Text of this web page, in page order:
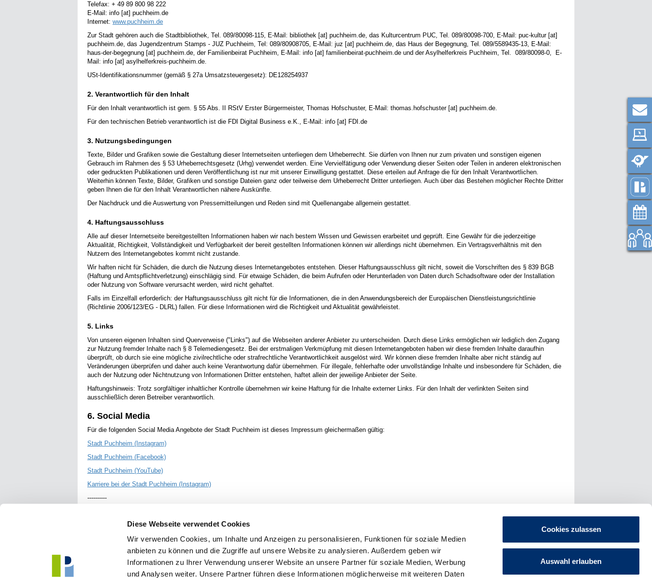
Diese Webseite verwendet Cookies
Wir verwenden Cookies, um Inhalte und Anzeigen zu personalisieren, Funktionen für soziale Medien
anbieten zu können und die Zugriffe auf unsere Website zu analysieren. Außerdem geben wir
Informationen zu Ihrer Verwendung unserer Website an unsere Partner für soziale Medien, Werbung
und Analysen weiter. Unsere Partner führen diese Informationen möglicherweise mit weiteren Daten
Cookies zulassen
Auswahl erlauben
Telefax: + 49 89 800 98 222
E-Mail: info [at] puchheim.de
Internet: www.puchheim.de
Zur Stadt gehören auch die Stadtbibliothek, Tel. 089/80098-115, E-Mail: bibliothek [at] puchheim.de, das Kulturcentrum PUC, Tel. 089/80098-700, E-Mail: puc-kultur [at]
puchheim.de, das Jugendzentrum Stamps - JUZ Puchheim, Tel: 089/80908705, E-Mail: juz [at] puchheim.de, das Haus der Begegnung, Tel. 089/5589435-13, E-Mail:
haus-der-begegnung [at] puchheim.de, der Familienbeirat Puchheim, E-Mail: info [at] familienbeirat-puchheim.de und der Asylhelferkreis Puchheim, Tel. 089/80098-0, E-
Mail: info [at] asylhelferkreis-puchheim.de.
USt-Identifikationsnummer (gemäß § 27a Umsatzsteuergesetz): DE128254937
2. Verantwortlich für den Inhalt
Für den Inhalt verantwortlich ist gem. § 55 Abs. II RStV Erster Bürgermeister, Thomas Hofschuster, E-Mail: thomas.hofschuster [at] puchheim.de.
Für den technischen Betrieb verantwortlich ist die FDI Digital Business e.K., E-Mail: info [at] FDI.de
3. Nutzungsbedingungen
Texte, Bilder und Grafiken sowie die Gestaltung dieser Internetseiten unterliegen dem Urheberrecht. Sie dürfen von Ihnen nur zum privaten und sonstigen eigenen
Gebrauch im Rahmen des § 53 Urheberrechtsgesetz (Urhg) verwendet werden. Eine Vervielfätigung oder Verwendung dieser Seiten oder Teilen in anderen elektronischen
oder gedruckten Publikationen und deren Veröffentlichung ist nur mit unserer Einwilligung gestattet. Diese erteilen auf Anfrage die für den Inhalt Verantwortlichen.
Weiterhin können Texte, Bilder, Grafiken und sonstige Dateien ganz oder teilweise dem Urheberrecht Dritter unterliegen. Auch über das Bestehen möglicher Rechte Dritter
geben Ihnen die für den Inhalt Verantwortlichen nähere Auskünfte.
Der Nachdruck und die Auswertung von Pressemitteilungen und Reden sind mit Quellenangabe allgemein gestattet.
4. Haftungsausschluss
Alle auf dieser Internetseite bereitgestellten Informationen haben wir nach bestem Wissen und Gewissen erarbeitet und geprüft. Eine Gewähr für die jederzeitige
Aktualität, Richtigkeit, Vollständigkeit und Verfügbarkeit der bereit gestellten Informationen können wir allerdings nicht übernehmen. Ein Vertragsverhältnis mit den
Nutzern des Internetangebotes kommt nicht zustande.
Wir haften nicht für Schäden, die durch die Nutzung dieses Internetangebotes entstehen. Dieser Haftungsausschluss gilt nicht, soweit die Vorschriften des § 839 BGB
(Haftung und Amtspflichtverletzung) einschlägig sind. Für etwaige Schäden, die beim Aufrufen oder Herunterladen von Daten durch Schadsoftware oder der Installation
oder Nutzung von Software verursacht werden, wird nicht gehaftet.
Falls im Einzelfall erforderlich: der Haftungsausschluss gilt nicht für die Informationen, die in den Anwendungsbereich der Europäischen Dienstleistungsrichtlinie
(Richtlinie 2006/123/EG - DLRL) fallen. Für diese Informationen wird die Richtigkeit und Aktualität gewährleistet.
5. Links
Von unseren eigenen Inhalten sind Querverweise ("Links") auf die Webseiten anderer Anbieter zu unterscheiden. Durch diese Links ermöglichen wir lediglich den Zugang
zur Nutzung fremder Inhalte nach § 8 Telemediengesetz. Bei der erstmaligen Verkmüpfung mit diesen Internetangeboten haben wir diese fremden Inhalte daraufhin
überprüft, ob durch sie eine mögliche zivilrechtliche oder strafrechtliche Verantwortlichkeit ausgelöst wird. Wir können diese fremden Inhalte aber nicht ständig auf
Veränderungen überprüfen und daher auch keine Verantwortung dafür übernehmen. Für illegale, fehlerhafte oder unvollständige Inhalte und insbesondere für Schäden, die
auch der Nutzung oder Nichtnutzung von Informationen Dritter entstehen, haftet allein der jeweilige Anbieter der Seite.
Haftungshinweis: Trotz sorgfältiger inhaltlicher Kontrolle übernehmen wir keine Haftung für die Inhalte externer Links. Für den Inhalt der verlinkten Seiten sind
ausschließlich deren Betreiber verantwortlich.
6. Social Media
Für die folgenden Social Media Angebote der Stadt Puchheim ist dieses Impressum gleichermaßen gültig:
Stadt Puchheim (Instagram)
Stadt Puchheim (Facebook)
Stadt Puchheim (YouTube)
Karriere bei der Stadt Puchheim (Instagram)
----------
Rathaus Impressum
Kontakt